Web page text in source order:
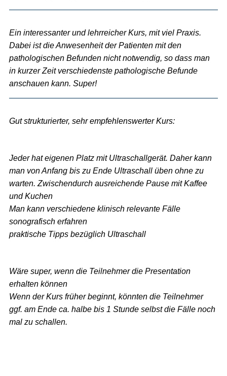
Ein interessanter und lehrreicher Kurs, mit viel Praxis.
Dabei ist die Anwesenheit der Patienten mit den
pathologischen Befunden nicht notwendig, so dass man
in kurzer Zeit verschiedenste pathologische Befunde
anschauen kann. Super!
Gut strukturierter, sehr empfehlenswerter Kurs:
Jeder hat eigenen Platz mit Ultraschallgerät. Daher kann
man von Anfang bis zu Ende Ultraschall üben ohne zu
warten. Zwischendurch ausreichende Pause mit Kaffee
und Kuchen
Man kann verschiedene klinisch relevante Fälle
sonografisch erfahren
praktische Tipps bezüglich Ultraschall
Wäre super, wenn die Teilnehmer die Presentation
erhalten können
Wenn der Kurs früher beginnt, könnten die Teilnehmer
ggf. am Ende ca. halbe bis 1 Stunde selbst die Fälle noch
mal zu schallen.